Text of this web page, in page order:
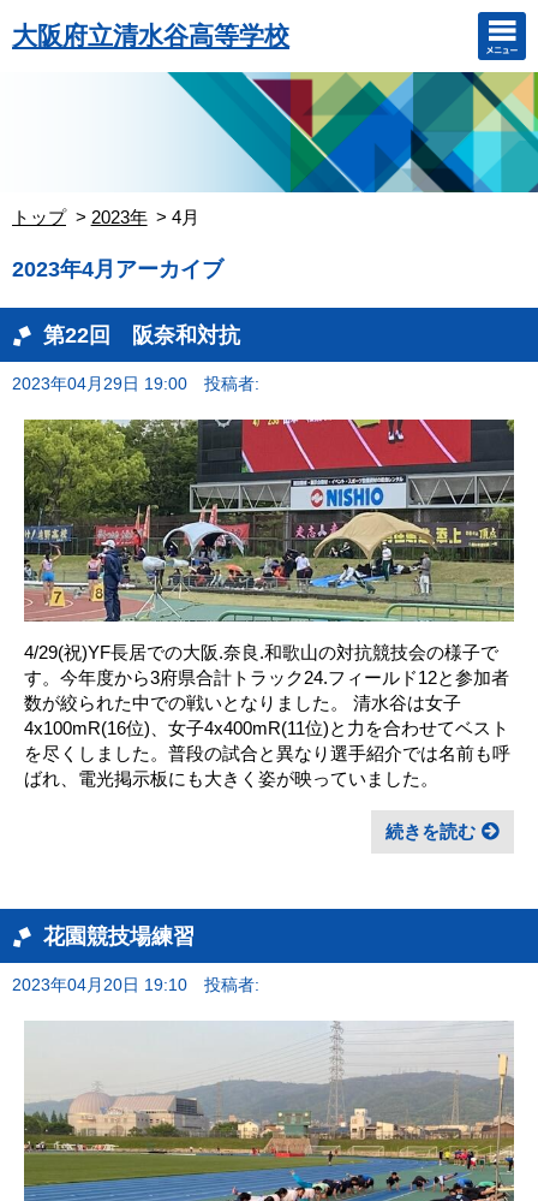
大阪府立清水谷高等学校
トップ 2023年 4月
2023年4月アーカイブ
第22回 阪奈和対抗
2023年04月29日 19:00 投稿者:
4/29(祝)YF長居での大阪.奈良.和歌山の対抗競技会の様子で
す。今年度から3府県合計トラック24.フィールド12と参加者
数が絞られた中での戦いとなりました。 清水谷は女子
4x100mR(16位)、女子4x400mR(11位)と力を合わせてベスト
を尽くしました。普段の試合と異なり選手紹介では名前も呼
ばれ、電光掲示板にも大きく姿が映っていました。
続きを読む
花園競技場練習
2023年04月20日 19:10 投稿者: